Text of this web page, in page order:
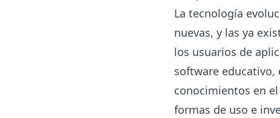
La tecnología
nuevas, y las ya
los usuarios de
software educativo,
conocimientos en
formas de uso e